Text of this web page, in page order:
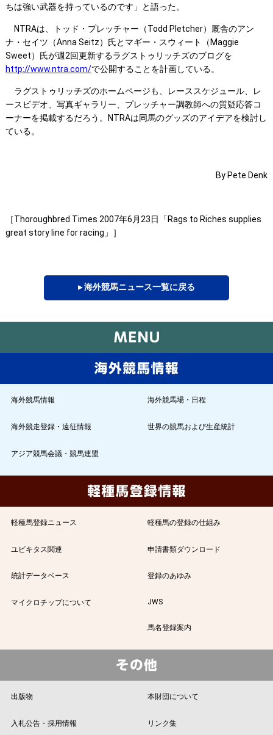
ちは強い武器を持っているのです」と語った。
NTRAは、トッド・プレッチャー（Todd Pletcher）厩舎のアン
ナ・セイツ（Anna Seitz）氏とマギー・スウィート（Maggie
Sweet）氏が週2回更新するラグストゥリッチズのブログを
http://www.ntra.com/で公開することを計画している。
ラグストゥリッチズのホームページも、レーススケジュール、レ
ースビデオ、写真ギャラリー、プレッチャー調教師への質疑応答コ
ーナーを掲載するだろう。NTRAは同馬のグッズのアイデアを検討し
ている。
By Pete Denk
［Thoroughbred Times 2007年6月23日「Rags to Riches supplies
great story line for racing」］
▸ 海外競馬ニュース一覧に戻る
海外競馬情報 海外競馬場・日程
海外競走登録・遠征情報 世界の競馬および生産統計
アジア競馬会議・競馬連盟
軽種馬登録ニュース 軽種馬の登録の仕組み
ユビキタス関連 申請書類ダウンロード
統計データベース 登録のあゆみ
マイクロチップについて JWS
馬名登録案内
出版物 本財団について
入札公告・採用情報 リンク集